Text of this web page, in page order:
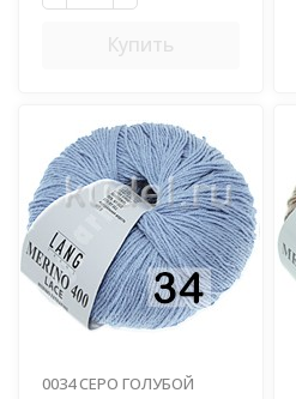
Купить
0034 СЕРО ГОЛУБОЙ